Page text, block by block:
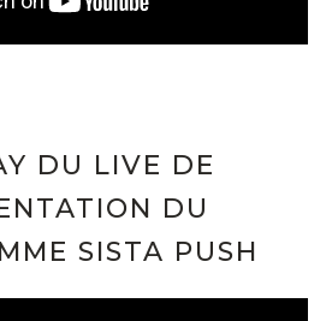
DU LIVE DE
DU
SISTA PUSH